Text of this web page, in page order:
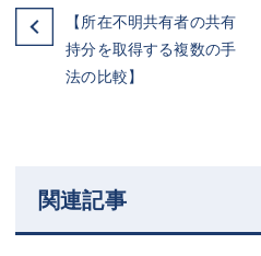
【所在不明共有者の共有
持分を取得する複数の手
法の比較】
関連記事